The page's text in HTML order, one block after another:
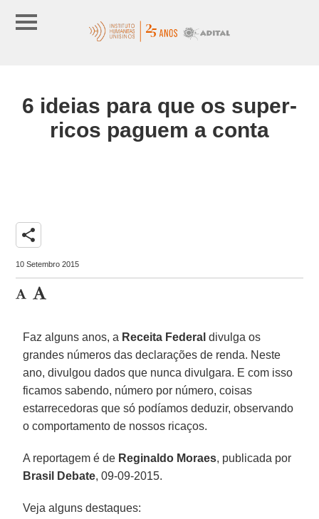
6 ideias para que os super-
ricos paguem a conta
share
10 Setembro 2015
Faz alguns anos, a Receita Federal divulga os
grandes números das declarações de renda. Neste
ano, divulgou dados que nunca divulgara. E com isso
ficamos sabendo, número por número, coisas
estarrecedoras que só podíamos deduzir, observando
o comportamento de nossos ricaços.
A reportagem é de Reginaldo Moraes, publicada por
Brasil Debate, 09-09-2015.
Veja alguns destaques: